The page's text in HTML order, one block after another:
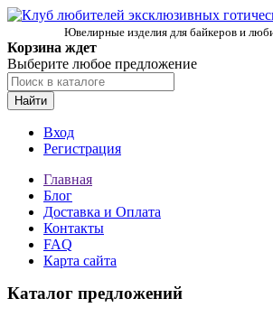
Ювелирные изделия для байкеров и
Корзина ждет
Выберите любое предложение
Найти
Вход
Регистрация
Главная
Блог
Доставка и Оплата
Контакты
FAQ
Карта сайта
Каталог предложений